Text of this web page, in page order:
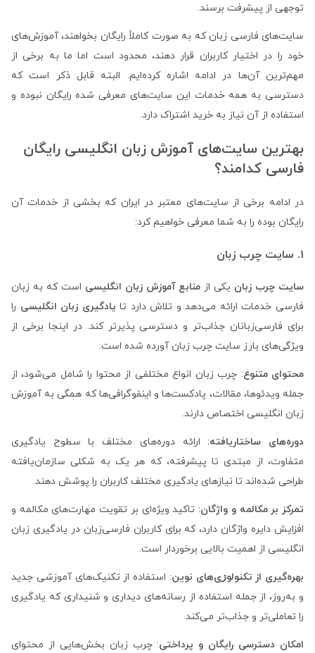
توجهی از پیشرفت برسند.
سایت‌های فارسی زبان که به صورت کاملاً رایگان بخواهند، آموزش‌های
خود را در اختیار کاربران قرار دهند، محدود است اما ما به برخی از
مهم‌ترین آن‌ها در ادامه اشاره کرده‌ایم. البته قابل ذکر است که
دسترسی به همه خدمات این سایت‌های معرفی شده رایگان نبوده و
استفاده از آن نیاز به خرید اشتراک دارد.
بهترین سایت‌های آموزش زبان انگلیسی رایگان
فارسی کدامند؟
در ادامه برخی از سایت‌های معتبر در ایران که بخشی از خدمات آن
رایگان بوده را به شما معرفی خواهیم کرد:
۱. سایت چرب زبان
سایت چرب زبان یکی از منابع آموزش زبان انگلیسی است که به زبان
فارسی خدمات ارائه می‌دهد و تلاش دارد تایادگیری زبان انگلیسی را
برای فارسی‌زبانان جذاب‌تر و دسترسی پذیرتر کند. در اینجا برخی از
ویژگی‌های بارز سایت چرب زبان آورده شده است:
محتوای متنوع: چرب زبان انواع مختلفی از محتوا را شامل می‌شود، از
جمله ویدئوها، مقالات، پادکست‌ها و اینفوگرافی‌ها که همگی به آموزش
زبان انگلیسی اختصاص دارند.
دوره‌های ساختاریافته: ارائه دوره‌های مختلف با سطوح یادگیری
متفاوت، از مبتدی تا پیشرفته، که هر یک به شکلی سازمان‌یافته
طراحی شده‌اند تا نیازهای یادگیری مختلف کاربران را پوشش دهند.
تمرکز بر مکالمه و واژگان: تاکید ویژه‌ای بر تقویت مهارت‌های مکالمه و
افزایش دایره واژگان دارد، که برای کاربران فارسی‌زبان در یادگیری زبان
انگلیسی از اهمیت بالایی برخوردار است.
بهره‌گیری از تکنولوڗی‌های نوین: استفاده از تکنیک‌های آموزشی جدید
و به‌روز، از جمله استفاده از رسانه‌های دیداری و شنیداری که یادگیری
را تعاملی‌تر و جذاب‌تر می‌کند.
امکان دسترسی رایگان و پرداختی: چرب زبان بخش‌هایی از محتوای